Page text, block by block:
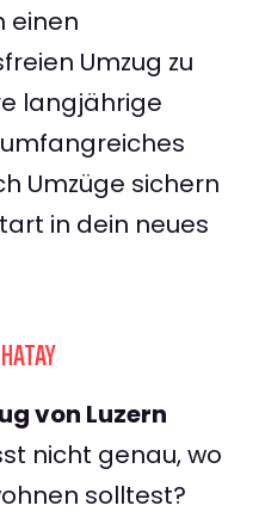
einen
Umzug zu
langjährige
Umzüge sichern
in dein neues
von Luzern
nicht genau, wo
solltest?